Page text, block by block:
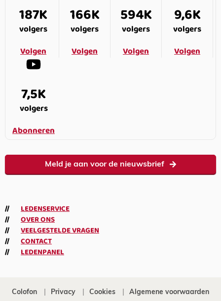
187K
volgers
Volgen
166K
volgers
Volgen
594K
volgers
Volgen
9,6K
volgers
Volgen
7,5K
volgers
Abonneren
Meld je aan voor de nieuwsbrief
LEDENSERVICE
OVER ONS
VEELGESTELDE VRAGEN
CONTACT
LEDENPANEL
Colofon Privacy Cookies Algemene voorwaarden